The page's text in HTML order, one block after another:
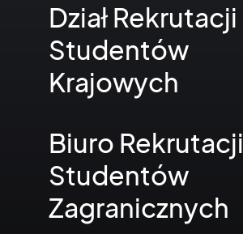
Dział Rekrutacji
Studentów
Krajowych
Biuro Rekrutacji
Studentów
Zagranicznych